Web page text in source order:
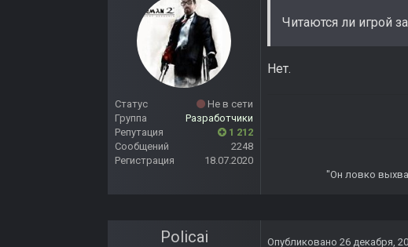
Статус
Не в сети
Группа
Разработчики
Репутация
1 212
Сообщений
2248
Регистрация
18.07.2020
Читаются ли игрой
Нет.
"Он ловко
Policai Опубликовано 26 декабря,